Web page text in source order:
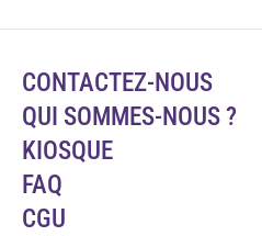
CONTACTEZ-NOUS
QUI SOMMES-NOUS ?
KIOSQUE
FAQ
CGU